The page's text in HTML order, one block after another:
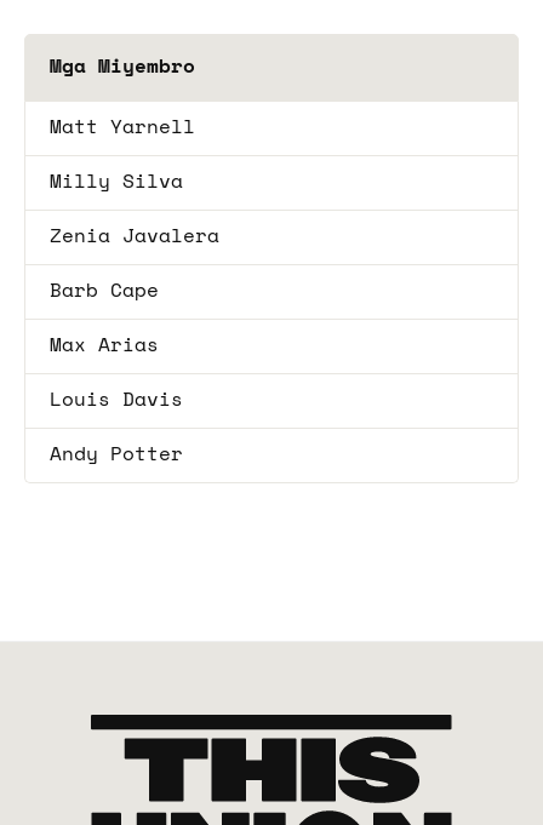
Mga Miyembro
Matt Yarnell
Milly Silva
Zenia Javalera
Barb Cape
Max Arias
Louis Davis
Andy Potter